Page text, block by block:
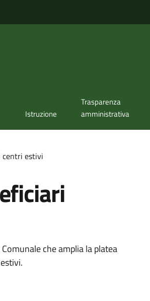
Istruzione
Trasparenza
amministrativa
centri estivi
che amplia la platea